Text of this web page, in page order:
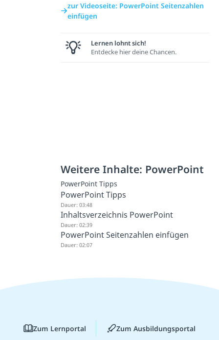
zur Videoseite: PowerPoint Seitenzahlen
einfügen
Lernen lohnt sich!
Entdecke hier deine Chancen.
Weitere Inhalte: PowerPoint
PowerPoint Tipps
PowerPoint Tipps
Dauer: 03:48
Inhaltsverzeichnis PowerPoint
Dauer: 02:39
PowerPoint Seitenzahlen einfügen
Dauer: 02:07
Zum Lernportal Zum Ausbildungsportal